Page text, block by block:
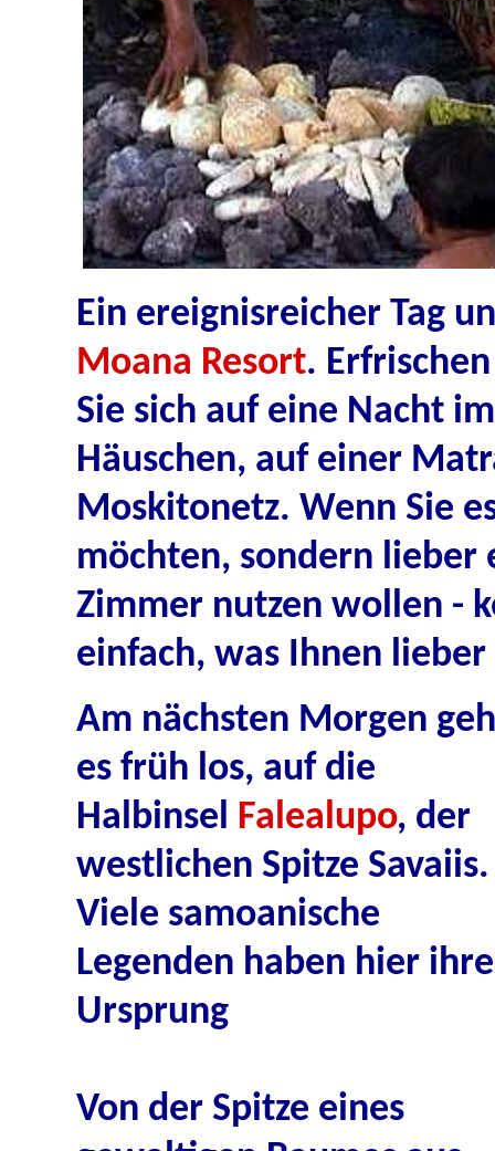
Ein ereignisreicher Tag
Moana Resort.
Sie sich auf eine Nacht
Häuschen, auf einer
Moskitonetz. Wenn Sie
möchten, sondern lieber
Zimmer nutzen wollen -
einfach, was Ihnen lieber
Am nächsten Morgen
es früh los, auf die
Halbinsel Falealupo, der
westlichen Spitze Savaiis.
Viele samoanische
Legenden haben hier
Ursprung
Von der Spitze eines